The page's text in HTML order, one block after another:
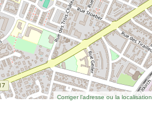
Corriger l’adresse ou la localisation